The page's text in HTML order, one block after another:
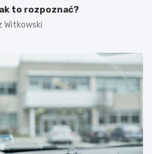
to rozpoznać?
Witkowski